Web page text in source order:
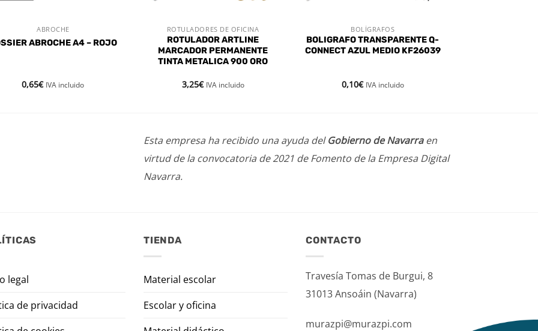
VISTA RÁPIDA
ABROCHE
ABROCHE A4 – ROJO
0,65€ IVA incluido
VISTA RÁPIDA
ROTULADORES DE OFICINA
ROTULADOR ARTLINE
MARCADOR PERMANENTE
TINTA METALICA 900 ORO
3,25€ IVA incluido
VISTA RÁPIDA
BOLÍGRAFOS
BOLIGRAFO TRANSPARENTE Q-
CONNECT AZUL MEDIO KF26039
0,10€ IVA incluido
Esta empresa ha recibido una ayuda delGobierno de Navarraen
virtud de la convocatoria de 2021 de Fomento de la Empresa Digital
Navarra.
legal
de privacidad
TIENDA
Material escolar
Escolar y oficina
CONTACTO
Travesía Tomas de Burgui, 8
31013 Ansoáin (Navarra)
murazpi@murazpi.com